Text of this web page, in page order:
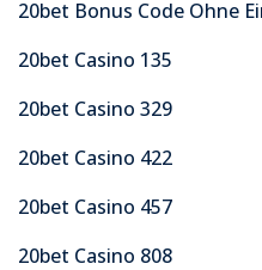
20bet Bonus Code Ohne
20bet Casino 135
20bet Casino 329
20bet Casino 422
20bet Casino 457
20bet Casino 808